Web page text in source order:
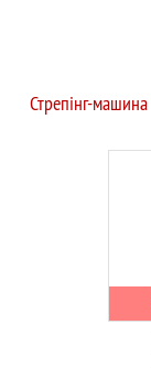
Стрепінг-